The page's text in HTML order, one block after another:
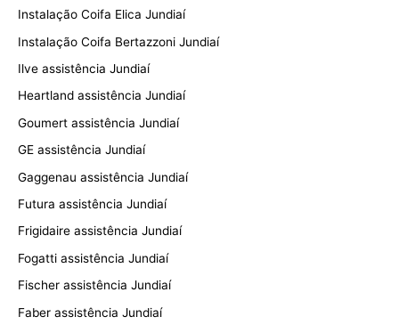
Instalação Coifa Elica Jundiaí
Instalação Coifa Bertazzoni Jundiaí
Ilve assistência Jundiaí
Heartland assistência Jundiaí
Goumert assistência Jundiaí
GE assistência Jundiaí
Gaggenau assistência Jundiaí
Futura assistência Jundiaí
Frigidaire assistência Jundiaí
Fogatti assistência Jundiaí
Fischer assistência Jundiaí
Faber assistência Jundiaí